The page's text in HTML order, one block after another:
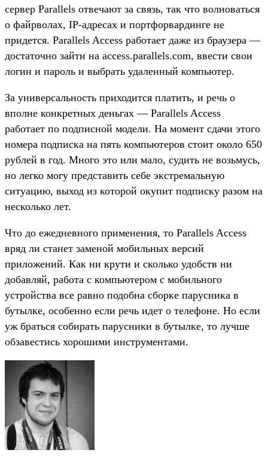
сервер Parallels отвечают за связь, так что волноваться
о файрволах, IP-адресах и портфорвардинге не
придется. Parallels Access работает даже из браузера —
достаточно зайти на access.parallels.com, ввести свои
логин и пароль и выбрать удаленный компьютер.
За универсальность приходится платить, и речь о
вполне конкретных деньгах — Parallels Access
работает по подписной модели. На момент сдачи этого
номера подписка на пять компьютеров стоит около 650
рублей в год. Много это или мало, судить не возьмусь,
но легко могу представить себе экстремальную
ситуацию, выход из которой окупит подписку разом на
несколько лет.
Что до ежедневного применения, то Parallels Access
вряд ли станет заменой мобильных версий
приложений. Как ни крути и сколько удобств ни
добавляй, работа с компьютером с мобильного
устройства все равно подобна сборке парусника в
бутылке, особенно если речь идет о телефоне. Но если
уж браться собирать парусники в бутылке, то лучше
обзавестись хорошими инструментами.